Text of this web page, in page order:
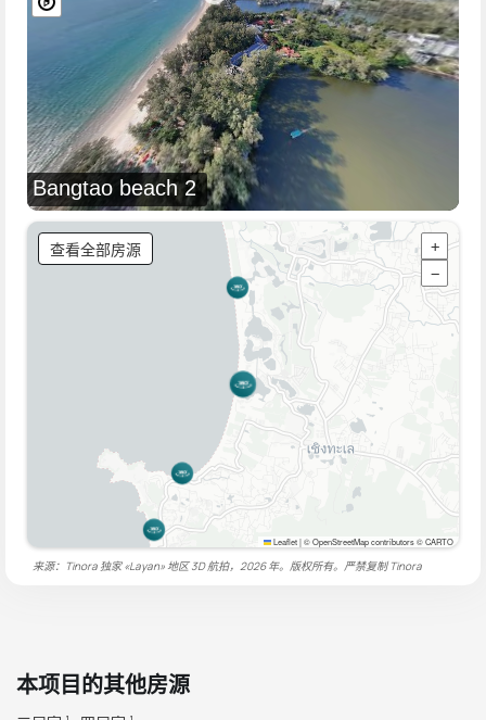
Bangtao beach 2
查看全部房源
+
−
Leaflet|© OpenStreetMap contributors © CARTO
来源：Tinora 独家 «Layan» 地区 3D 航拍，2026 年。版权所有。严禁复制Tinora
本项目的其他房源